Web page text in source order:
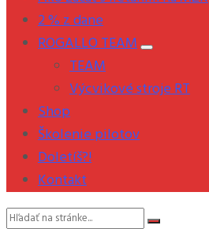
2 % z dane
ROGALLO TEAM
TEAM
Výcvikové stroje RT
Shop
Školenie pilotov
Doletíš?!
Kontakt
Vyhľadávanie: